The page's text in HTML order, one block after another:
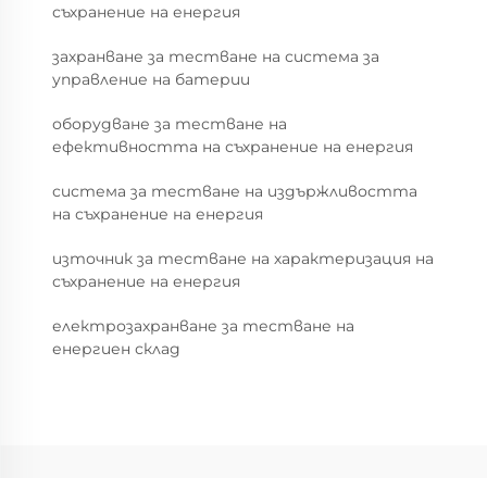
съхранение на енергия
захранване за тестване на система за
управление на батерии
оборудване за тестване на
ефективността на съхранение на енергия
система за тестване на издържливостта
на съхранение на енергия
източник за тестване на характеризация на
съхранение на енергия
електрозахранване за тестване на
енергиен склад